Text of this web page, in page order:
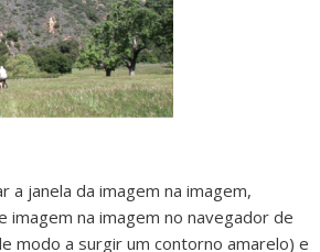
a janela da imagem na imagem,
imagem na imagem no navegador de
modo a surgir um contorno amarelo) e